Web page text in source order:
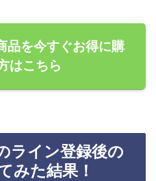
品を今すぐお得に購
はこちら
ライン登録後の
みた結果！